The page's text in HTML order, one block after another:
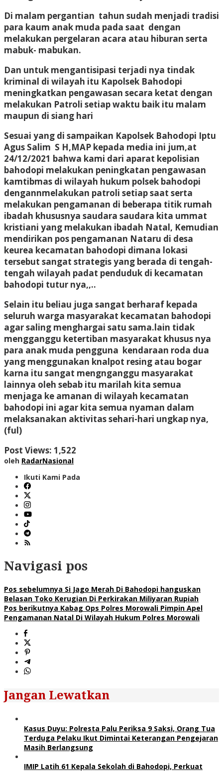
Di malam pergantian tahun sudah menjadi tradisi
para kaum anak muda pada saat dengan
melakukan pergelaran acara atau hiburan serta
mabuk- mabukan.
Dan untuk mengantisipasi terjadi nya tindak
kriminal di wilayah itu Kapolsek Bahodopi
meningkatkan pengawasan secara ketat dengan
melakukan Patroli setiap waktu baik itu malam
maupun di siang hari
Sesuai yang di sampaikan Kapolsek Bahodopi Iptu
Agus Salim S H,MAP kepada media ini jum,at
24/12/2021 bahwa kami dari aparat kepolisian
bahodopi melakukan peningkatan pengawasan
kamtibmas di wilayah hukum polsek bahodopi
dengannmelakukan patroli setiap saat serta
melakukan pengamanan di beberapa titik rumah
ibadah khususnya saudara saudara kita ummat
kristiani yang melakukan ibadah Natal, Kemudian
mendirikan pos pengamanan Nataru di desa
keurea kecamatan bahodopi dimana lokasi
tersebut sangat strategis yang berada di tengah-
tengah wilayah padat penduduk di kecamatan
bahodopi tutur nya,,..
Selain itu beliau juga sangat berharaf kepada
seluruh warga masyarakat kecamatan bahodopi
agar saling menghargai satu sama.lain tidak
mengganggu ketertiban masyarakat khusus nya
para anak muda pengguna kendaraan roda dua
yang menggunakan knalpot resing atau bogar
karna itu sangat mengnganggu masyarakat
lainnya oleh sebab itu marilah kita semua
menjaga ke amanan di wilayah kecamatan
bahodopi ini agar kita semua nyaman dalam
melaksanakan aktivitas sehari-hari ungkap nya,
(ful)
Post Views: 1,522
oleh RadarNasional
Ikuti Kami Pada
Navigasi pos
Pos sebelumnya Si Jago Merah Di Bahodopi hanguskan
Belasan Toko Kerugian Di Perkirakan Miliyaran Rupiah
Pos berikutnya Kabag Ops Polres Morowali Pimpin Apel
Pengamanan Natal Di Wilayah Hukum Polres Morowali
Jangan Lewatkan
Kasus Duyu: Polresta Palu Periksa 9 Saksi, Orang Tua
Terduga Pelaku Ikut Dimintai Keterangan Pengejaran
Masih Berlangsung
IMIP Latih 61 Kepala Sekolah di Bahodopi, Perkuat